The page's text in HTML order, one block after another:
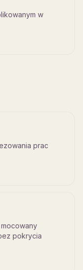
w
prac
pokrycia